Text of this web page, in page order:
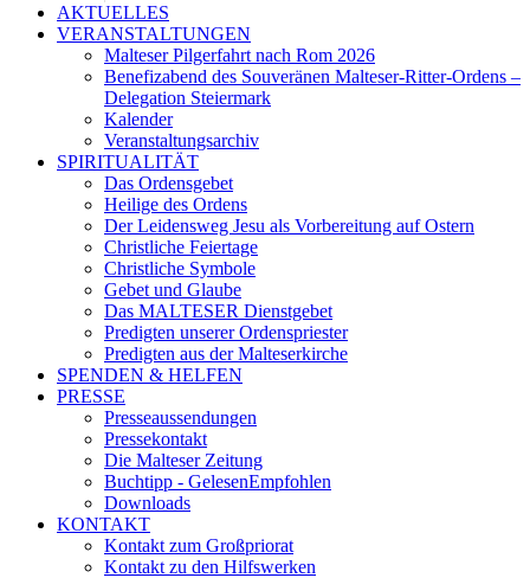
AKTUELLES
VERANSTALTUNGEN
Malteser Pilgerfahrt nach Rom 2026
Benefizabend des Souveränen Malteser-Ritter-Ordens –
Delegation Steiermark
Kalender
Veranstaltungsarchiv
SPIRITUALITÄT
Das Ordensgebet
Heilige des Ordens
Der Leidensweg Jesu als Vorbereitung auf Ostern
Christliche Feiertage
Christliche Symbole
Gebet und Glaube
Das MALTESER Dienstgebet
Predigten unserer Ordenspriester
Predigten aus der Malteserkirche
SPENDEN & HELFEN
PRESSE
Presseaussendungen
Pressekontakt
Die Malteser Zeitung
Buchtipp - GelesenEmpfohlen
Downloads
KONTAKT
Kontakt zum Großpriorat
Kontakt zu den Hilfswerken